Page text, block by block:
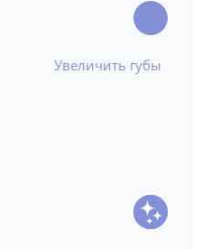
Увеличить губы